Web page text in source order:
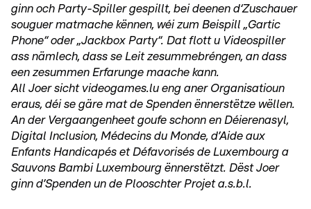
ginn och Party-Spiller gespillt, bei deenen d‘Zuschauer
souguer matmache kënnen, wéi zum Beispill „Gartic
Phone“ oder „Jackbox Party“. Dat flott u Videospiller
ass nämlech, dass se Leit zesummebréngen, an dass
een zesummen Erfarunge maache kann.
All Joer sicht videogames.lu eng aner Organisatioun
eraus, déi se gäre mat de Spenden ënnerstëtze wëllen.
An der Vergaangenheet goufe schonn en Déierenasyl,
Digital Inclusion, Médecins du Monde, d’Aide aux
Enfants Handicapés et Défavorisés de Luxembourg a
Sauvons Bambi Luxembourg ënnerstëtzt. Dëst Joer
ginn d’Spenden un de Plooschter Projet a.s.b.l.